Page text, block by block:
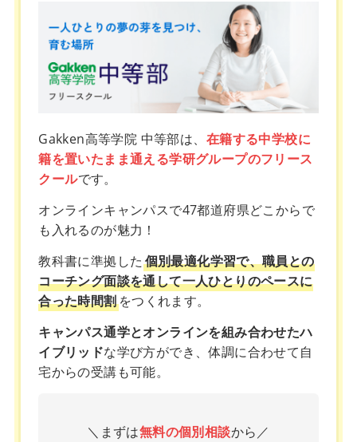
Gakken高等学院 中等部は、 在籍する中学校に
籍を置いたまま通える学研グループのフリース
クールです。
オンラインキャンパスで47都道府県どこからで
も入れるのが魅力！
教科書に準拠した 個別最適化学習で、職員との
コーチング面談を通して一人ひとりのペースに
合った時間割をつくれます。
キャンパス通学とオンラインを組み合わせたハ
イブリッドな学び方ができ、体調に合わせて自
宅からの受講も可能。
＼まずは無料の個別相談から／